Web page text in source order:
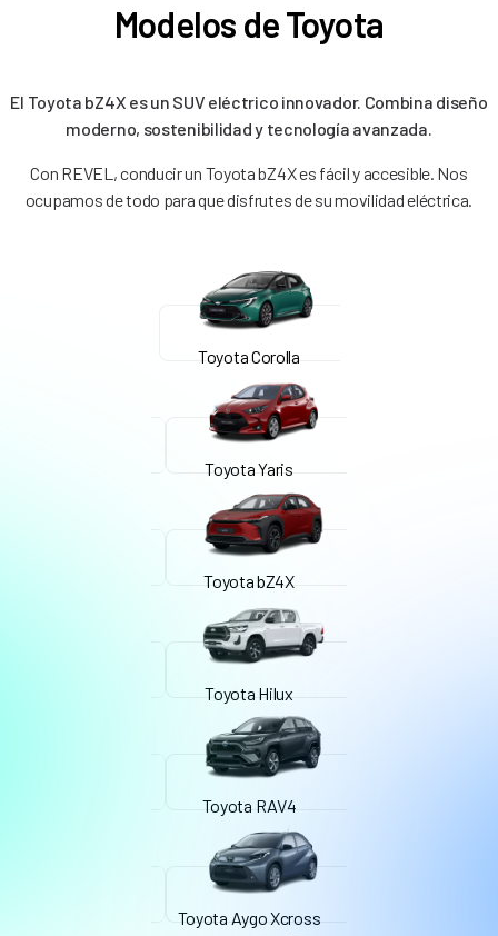
Modelos de Toyota
El Toyota bZ4X es un SUV eléctrico innovador. Combina diseño
moderno, sostenibilidad y tecnología avanzada.
Con REVEL, conducir un Toyota bZ4X es fácil y accesible. Nos
ocupamos de todo para que disfrutes de su movilidad eléctrica.
Toyota Corolla
Toyota Yaris
Toyota bZ4X
Toyota Hilux
Toyota RAV4
Toyota Aygo Xcross